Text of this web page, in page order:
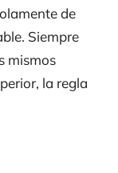
de
Siempre
mismos
la regla